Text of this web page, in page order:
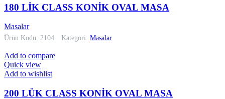
180 LİK CLASS KONİK OVAL MASA
Masalar
Ürün Kodu: 2104 Kategori: Masalar
Add to compare
Quick view
Add to wishlist
200 LÜK CLASS KONİK OVAL MASA